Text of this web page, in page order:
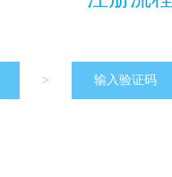
> 输入验证码